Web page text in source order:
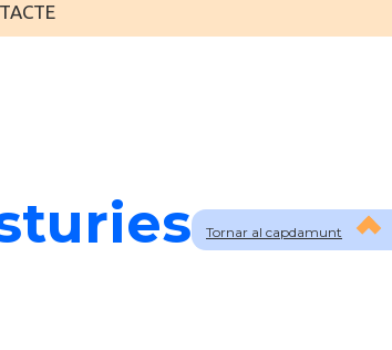
Tornar al capdamunt